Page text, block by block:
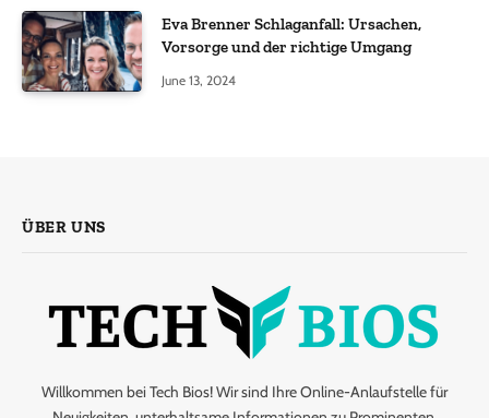
Eva Brenner Schlaganfall: Ursachen,
Vorsorge und der richtige Umgang
June 13, 2024
ÜBER UNS
Willkommen bei Tech Bios! Wir sind Ihre Online-Anlaufstelle für